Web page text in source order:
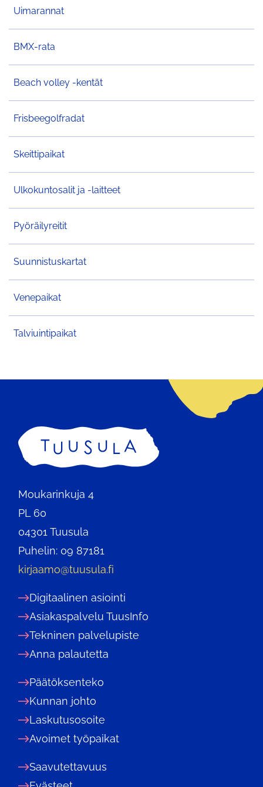
Uimarannat
BMX-rata
Beach volley -kentät
Frisbeegolfradat
Skeittipaikat
Ulkokuntosalit ja -laitteet
Pyöräilyreitit
Suunnistuskartat
Venepaikat
Talviuintipaikat
Etusivu
Moukarinkuja 4
PL 60
04301 Tuusula
Puhelin: 09 87181
kirjaamo@tuusula.fi
Digitaalinen asiointi
Asiakaspalvelu TuusInfo
Tekninen palvelupiste
Anna palautetta
Päätöksenteko
Kunnan johto
Laskutusosoite
Avoimet työpaikat
Saavutettavuus